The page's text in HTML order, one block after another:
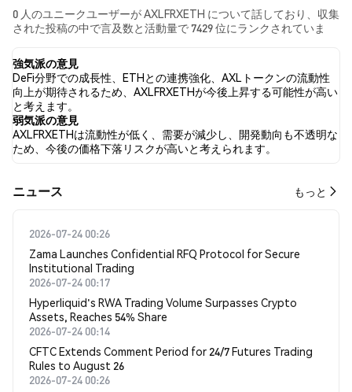
0 人のユニークユーザーが AXLFRXETH について話しており、収集
された投稿の中で言及数と活動量で 7429 位にランクされていま
AXLFRXETH への感情は 弱気 でした。 最後に、AXLFRXETH に関
するニュース記事が 0 件公開されました。 Twitterでは、NaN%
のツイートが強気の感情を示し、NaN% のツイートが弱気の感情
を示しました。 NaN% のツイートは AXLFRXETH に対して中立的
でした。 これらの感情分析は 0 件のツイートに基づいています。
強気派の意見
DeFi分野での成長性、ETHとの連携強化、AXLトークンの流動性
向上が期待されるため、AXLFRXETHが今後上昇する可能性が高い
と考えます。
弱気派の意見
AXLFRXETHは流動性が低く、需要が減少し、開発動向も不透明な
ため、今後の価格下落リスクが高いと考えられます。
​​ニュース​​ もっと
2026-07-24 00:26
Zama Launches Confidential RFQ Protocol for Secure
Institutional Trading
2026-07-24 00:17
Hyperliquid's RWA Trading Volume Surpasses Crypto
Assets, Reaches 54% Share
2026-07-24 00:14
CFTC Extends Comment Period for 24/7 Futures Trading
Rules to August 26
2026-07-24 00:26